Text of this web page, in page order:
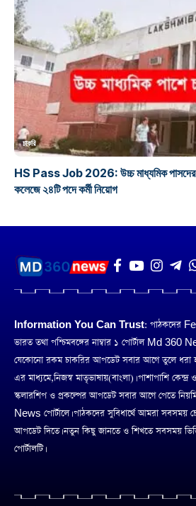
চাকরি
HS Pass Job 2026: উচ্চ মাধ্যমিক পাসদের
কলেজে ২৪টি পদে কর্মী নিয়োগ
Information You Can Trust: পাঠকদের
ভারত তথা পশ্চিমবঙ্গের নাম্বার ১ পোর্টাল Md 360
যেকোনো রকম চাকরির আপডেট সবার আগে তুলে
এর মাধ্যমে,নিজস্ব মাতৃভাষায়(বাংলা)। পাশাপাশি
স্কলারশিপ ও প্রকল্পের আপডেট সবার আগে পেতে
News পোর্টালে। পাঠকদের সুবিধার্থে আমরা সবসময়
আপডেট দিতে। নতুন কিছু জানতে ও শিখতে সবসময়
পোর্টালটি।